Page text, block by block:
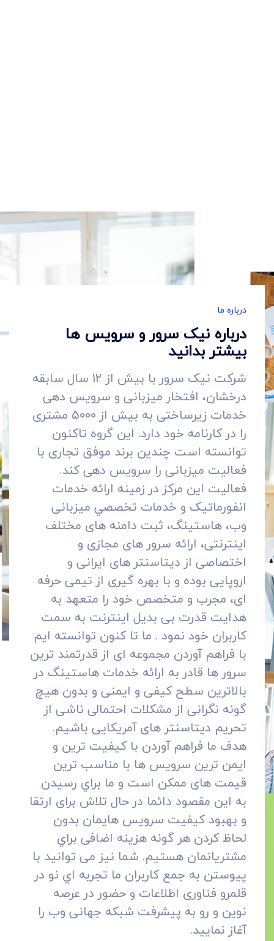
درباره ما
درباره نیک سرور و سرویس ها
بیشتر بدانید
شرکت نیک سرور با بیش از 12 سال سابقه
درخشان، افتخار میزبانی و سرویس دهی
خدمات زیرساختی به بیش از 5000 مشتری
را در کارنامه خود دارد. این گروه تاکنون
توانسته است چندین برند موفق تجاری با
فعالیت میزبانی را سرویس دهی کند.
فعالیت این مرکز در زمينه ارائه خدمات
انفورماتيک و خدمات تخصصي میزبانی
وب، هاستينگ، ثبت دامنه های مختلف
اینترنتی، ارائه سرور های مجازی و
اختصاصی از دیتاسنتر های ایرانی و
اروپایی بوده و با بهره گیری از تیمی حرفه
ای، مجرب و متخصص خود را متعهد به
هدایت قدرت بی بدیل اینترنت به سمت
کاربران خود نمود . ما تا کنون توانسته ایم
با فراهم آوردن مجموعه ای از قدرتمند ترین
سرور ها قادر به ارائه خدمات هاستینگ در
بالاترین سطح کیفی و ایمنی و بدون هیچ
گونه نگرانی از مشکلات احتمالی ناشی از
تحریم دیتاسنتر های آمریکایی باشیم.
هدف ما فراهم آوردن با کيفيت ترين و
ایمن ترین سرويس ها با مناسب ترين
قيمت های ممکن است و ما براي رسیدن
به اين مقصود دائما در حال تلاش برای ارتقا
و بهبود کيفيت سرويس هايمان بدون
لحاظ کردن هر گونه هزینه اضافی براي
مشتريانمان هستيم. شما نیز می توانید با
پيوستن به جمع کاربران ما تجربه اي نو در
قلمرو فناوری اطلاعات و حضور در عرصه
نوین و رو به پیشرفت شبکه جهانی وب را
آغاز نمایید.